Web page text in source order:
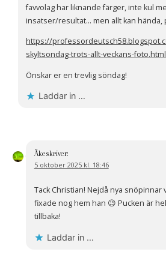
favvolag har liknande färger, inte kul
insatser/resultat… men allt kan hända,
https://
skyltsondag-trots-allt-veckans-foto.html
Önskar er en trevlig söndag!
Laddar in …
Åkeskriver:
5 oktober 2025 kl. 18:46
Tack Christian! Nejdå nya snöpinnar
fixade nog hem han 😉 Pucken är
tillbaka!
Laddar in …